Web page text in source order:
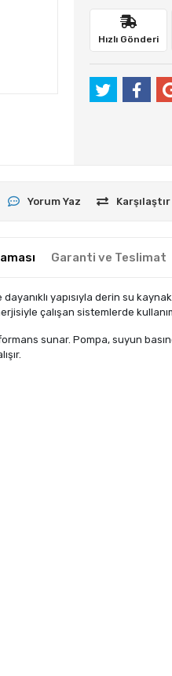
Hızlı Gönderi
Yorum Yaz Karşılaştır
Garanti ve Teslimat
yapısıyla derin su
çalışan sistemlerde
sunar. Pompa, suyun